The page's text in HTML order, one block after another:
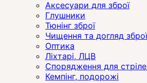
Аксесуари для зброї
Глушники
Тюнінг зброї
Чищення та догляд зброї
Оптика
Ліхтарі, ЛЦВ
Спорядження для
Кемпінг, подорожі